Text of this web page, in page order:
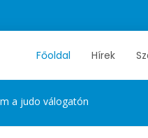
Főoldal Hírek
a judo válogatón